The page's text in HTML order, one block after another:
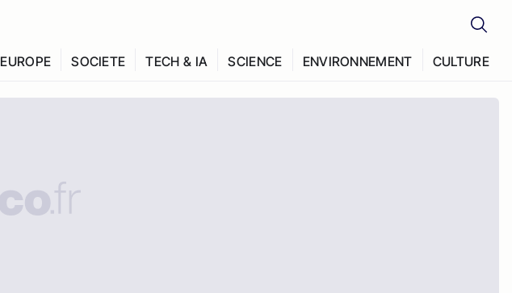
EUROPE SOCIETE TECH & IA SCIENCE ENVIRONNEMENT CULTURE